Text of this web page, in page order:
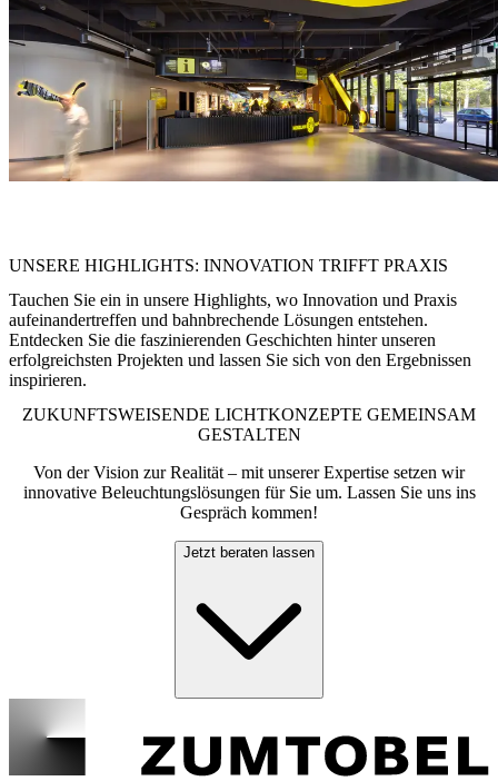
UNSERE HIGHLIGHTS: INNOVATION TRIFFT PRAXIS
Tauchen Sie ein in unsere Highlights, wo Innovation und Praxis
aufeinandertreffen und bahnbrechende Lösungen entstehen.
Entdecken Sie die faszinierenden Geschichten hinter unseren
erfolgreichsten Projekten und lassen Sie sich von den Ergebnissen
inspirieren.
ZUKUNFTSWEISENDE LICHTKONZEPTE GEMEINSAM
GESTALTEN
Von der Vision zur Realität – mit unserer Expertise setzen wir
innovative Beleuchtungslösungen für Sie um. Lassen Sie uns ins
Gespräch kommen!
Jetzt beraten lassen